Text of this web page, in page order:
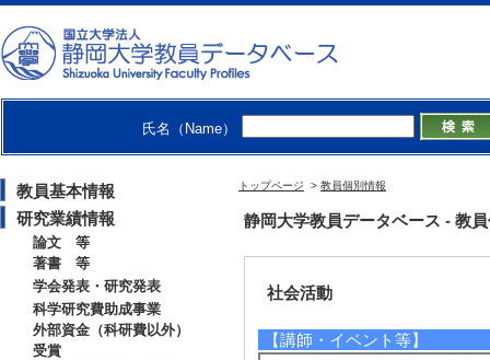
氏名（Name）
教員基本情報
研究業績情報
論文 等
著書 等
学会発表・研究発表
科学研究費助成事業
外部資金（科研費以外）
受賞
トップページ > 教員個別情報
静岡大学教員データベース - 教
[授与団体名] 第
[4]. 優秀ポスター
[授与団体名] 第
[5]. 最優秀ポスタ
[受賞学生氏名] 花
[授与団体名] 第
社会活動
【講師・イベント等】